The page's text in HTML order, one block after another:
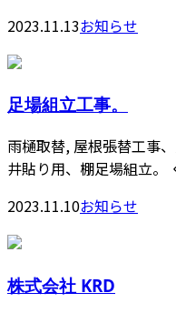
2023.11.13お知らせ
足場組立工事。
雨樋取替, 屋根張替工事
井貼り用、棚足場組立。
2023.11.10お知らせ
株式会社 KRD